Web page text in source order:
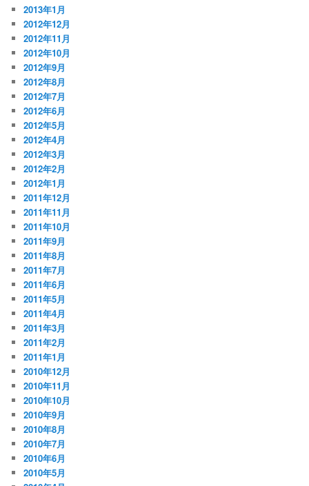
2013年1月
2012年12月
2012年11月
2012年10月
2012年9月
2012年8月
2012年7月
2012年6月
2012年5月
2012年4月
2012年3月
2012年2月
2012年1月
2011年12月
2011年11月
2011年10月
2011年9月
2011年8月
2011年7月
2011年6月
2011年5月
2011年4月
2011年3月
2011年2月
2011年1月
2010年12月
2010年11月
2010年10月
2010年9月
2010年8月
2010年7月
2010年6月
2010年5月